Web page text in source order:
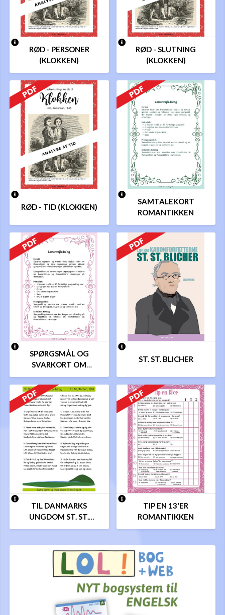
RØD - PERSONER
(KLOKKEN)
RØD - SLUTNING
(KLOKKEN)
RØD - TID (KLOKKEN)
SAMTALEKORT
ROMANTIKKEN
SPØRGSMÅL OG
SVARKORT OM
ROMANTIKKEN
ST. ST. BLICHER
TIL DANMARKS
UNGDOM ST. ST.
BLICHER
TIP EN 13'ER
ROMANTIKKEN